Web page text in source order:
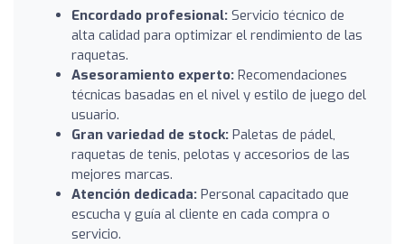
Encordado profesional: Servicio técnico de
alta calidad para optimizar el rendimiento de las
raquetas.
Asesoramiento experto: Recomendaciones
técnicas basadas en el nivel y estilo de juego del
usuario.
Gran variedad de stock: Paletas de pádel,
raquetas de tenis, pelotas y accesorios de las
mejores marcas.
Atención dedicada: Personal capacitado que
escucha y guía al cliente en cada compra o
servicio.